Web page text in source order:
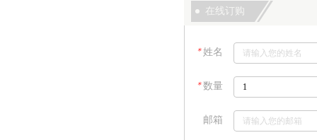
在线订购
＊姓名
＊数量
邮箱